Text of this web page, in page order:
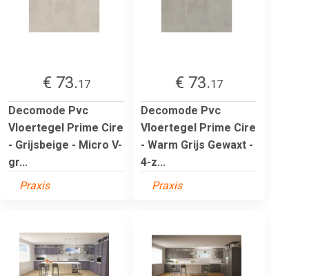
€ 73.17
Decomode Pvc
Vloertegel Prime Cire
- Grijsbeige - Micro V-
gr...
Praxis
€ 73.17
Decomode Pvc
Vloertegel Prime Cire
- Warm Grijs Gewaxt -
4-z...
Praxis